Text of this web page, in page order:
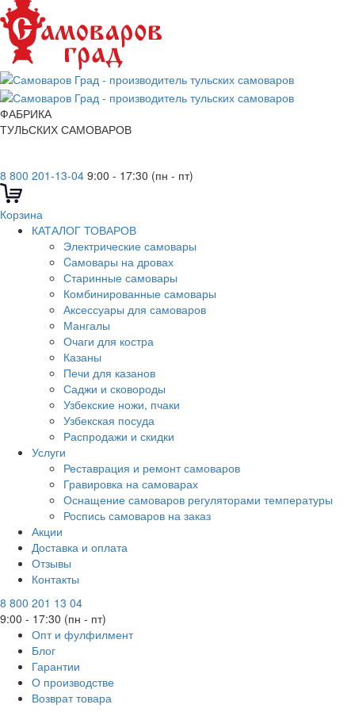
ФАБРИКА
ТУЛЬСКИХ САМОВАРОВ
8 800 201-13-04 9:00 - 17:30 (пн - пт)
Корзина
КАТАЛОГ ТОВАРОВ
Электрические самовары
Cамовары на дровах
Старинные самовары
Комбинированные самовары
Аксессуары для самоваров
Мангалы
Очаги для костра
Казаны
Печи для казанов
Саджи и сковороды
Узбекские ножи, пчаки
Узбекская посуда
Распродажи и скидки
Услуги
Реставрация и ремонт самоваров
Гравировка на самоварах
Оснащение самоваров регуляторами температуры
Роспись самоваров на заказ
Акции
Доставка и оплата
Отзывы
Контакты
8 800 201 13 04
9:00 - 17:30 (пн - пт)
Опт и фулфилмент
Блог
Гарантии
О производстве
Возврат товара